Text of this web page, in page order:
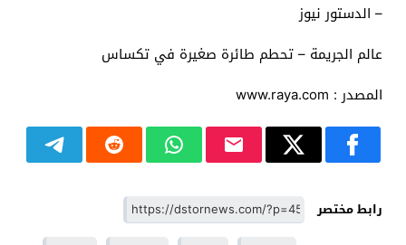
– الدستور نيوز
عالم الجريمة – تحطم طائرة صغيرة في تكساس
المصدر : www.raya.com
رابط مختصر